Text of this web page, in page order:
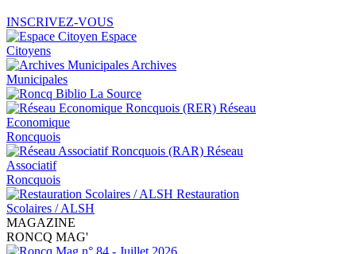
INSCRIVEZ-VOUS
Espace
Citoyens
Archives
Municipales
La Source
Réseau
Economique
Roncquois
Réseau
Associatif
Roncquois
Restauration
Scolaires / ALSH
MAGAZINE
RONCQ MAG'